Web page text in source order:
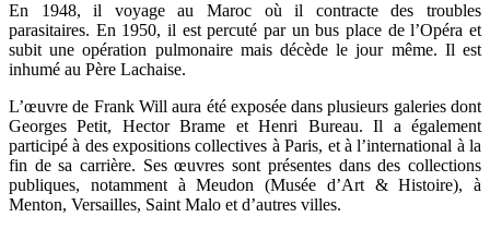
En 1948, il voyage au Maroc où il contracte des troubles
parasitaires. En 1950, il est percuté par un bus place de l’Opéra et
subit une opération pulmonaire mais décède le jour même. Il est
inhumé au Père Lachaise.
L’œuvre de Frank Will aura été exposée dans plusieurs galeries dont
Georges Petit, Hector Brame et Henri Bureau. Il a également
participé à des expositions collectives à Paris, et à l’international à la
fin de sa carrière. Ses œuvres sont présentes dans des collections
publiques, notamment à Meudon (Musée d’Art & Histoire), à
Menton, Versailles, Saint Malo et d’autres villes.